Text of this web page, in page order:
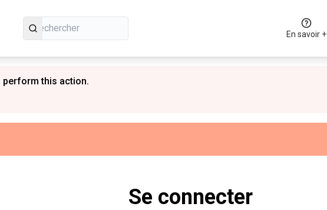
En savoir +
perform this action.
Se connecter